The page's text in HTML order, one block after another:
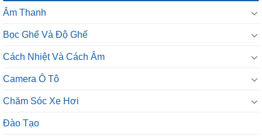
Âm Thanh
Bọc Ghế Và Độ Ghế
Cách Nhiệt Và Cách Âm
Camera Ô Tô
Chăm Sóc Xe Hơi
Đào Tạo